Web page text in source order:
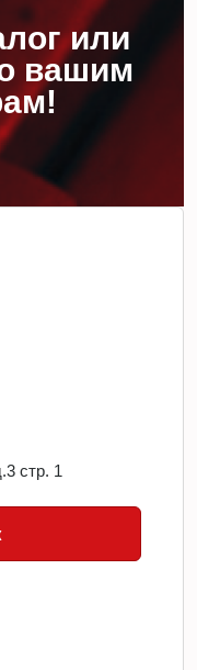
или
вашим
стр. 1